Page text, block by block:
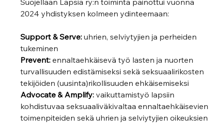
Suojellaan Lapsia ry:n toiminta painottui vuonna
2024 yhdistyksen kolmeen ydinteemaan:
Support & Serve: uhrien, selviytyjien ja perheiden
tukeminen
Prevent: ennaltaehkäisevä työ lasten ja nuorten
turvallisuuden edistämiseksi sekä seksuaalirikosten
tekijöiden (uusinta)rikollisuuden ehkäisemiseksi
Advocate & Amplify: vaikuttamistyö lapsiin
kohdistuvaa seksuaaliväkivaltaa ennaltaehkäisevien
toimenpiteiden sekä uhrien ja selviytyjien oikeuksien